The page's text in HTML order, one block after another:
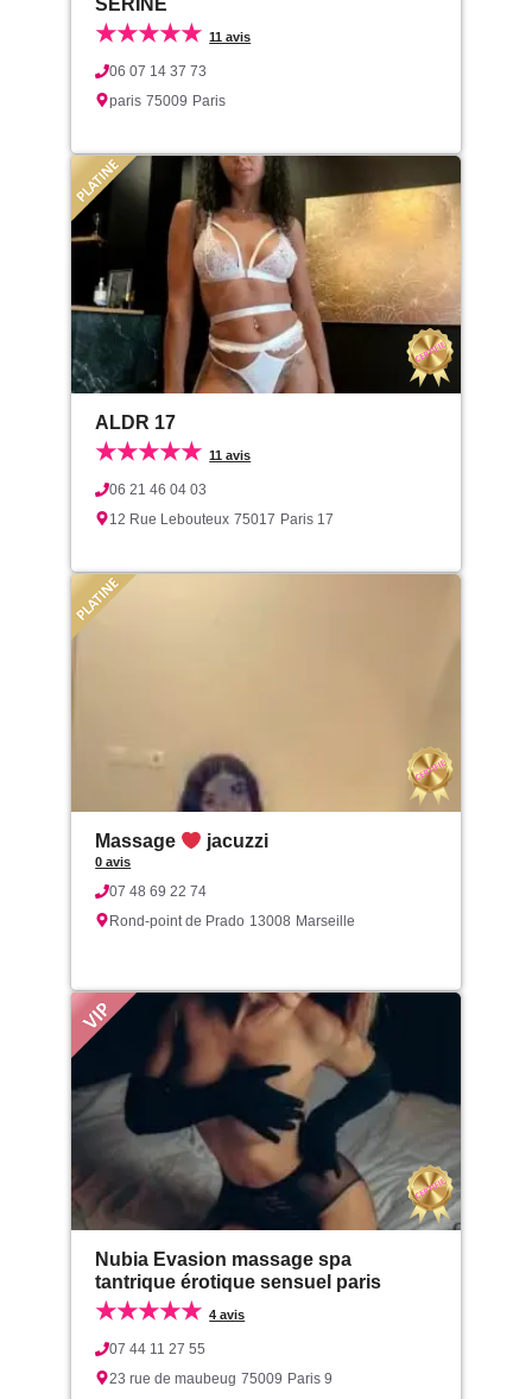
SERINE
★★★★★11 avis
06 07 14 37 73
paris 75009 Paris
ALDR 17
★★★★★11 avis
06 21 46 04 03
12 Rue Lebouteux 75017 Paris 17
Massage jacuzzi
0 avis
07 48 69 22 74
Rond-point de Prado 13008 Marseille
Nubia Evasion massage spa
tantrique érotique sensuel paris
★★★★★4 avis
07 44 11 27 55
23 rue de maubeug 75009 Paris 9